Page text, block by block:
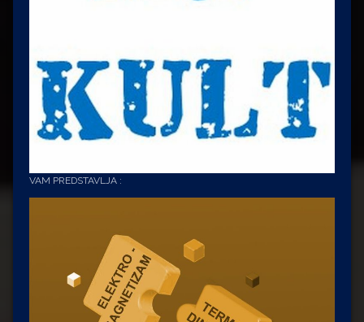
VAM PREDSTAVLJA :